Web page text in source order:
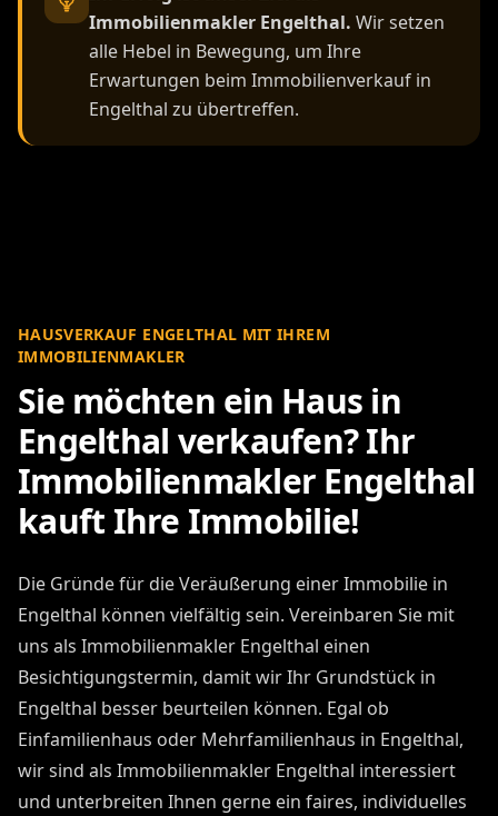
Immobilienmakler Engelthal. Wir setzen
alle Hebel in Bewegung, um Ihre
Erwartungen beim Immobilienverkauf in
Engelthal zu übertreffen.
HAUSVERKAUF ENGELTHAL MIT IHREM
IMMOBILIENMAKLER
Sie möchten ein Haus in
Engelthal verkaufen? Ihr
Immobilienmakler Engelthal
kauft Ihre Immobilie!
Die Gründe für die Veräußerung einer Immobilie in
Engelthal können vielfältig sein. Vereinbaren Sie mit
uns als Immobilienmakler Engelthal einen
Besichtigungstermin, damit wir Ihr Grundstück in
Engelthal besser beurteilen können. Egal ob
Einfamilienhaus oder Mehrfamilienhaus in Engelthal,
wir sind als Immobilienmakler Engelthal interessiert
und unterbreiten Ihnen gerne ein faires, individuelles